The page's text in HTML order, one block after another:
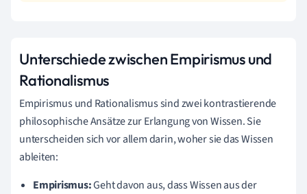
Unterschiede zwischen Empirismus und
Rationalismus
Empirismus und Rationalismus sind zwei kontrastierende
philosophische Ansätze zur Erlangung von Wissen. Sie
unterscheiden sich vor allem darin, woher sie das Wissen
ableiten:
Empirismus:Geht davon aus, dass Wissen aus der